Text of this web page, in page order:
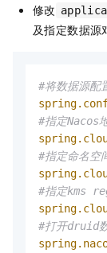
修改
及指定数据源
#将数据源配
#指定Nacos
#指定命名空
#指定kms
#打开druid